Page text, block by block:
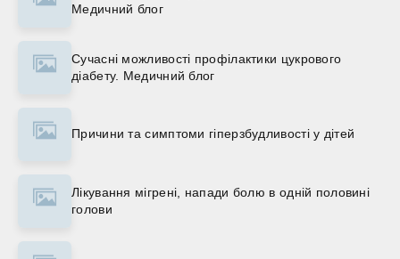
Медичний блог
Сучасні можливості профілактики цукрового
діабету. Медичний блог
Причини та симптоми гіперзбудливості у дітей
Лікування мігрені, напади болю в одній половині
голови